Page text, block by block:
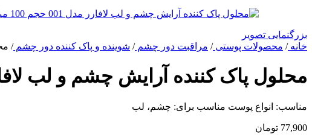
بزرگنمایی تصویر
خانه/ محصولات پوستی/ مراقبت دور چشم/ شوینده و پاک کننده دور چشم/
محلول پاک کننده آرایش چشم و لب لافارر مدل 001 حجم
مناسب: انواع پوست مناسب برای: چشم، لب
77,900 تومان